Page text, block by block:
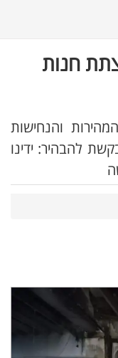
חנות
והנחישות
להבהיר: ידינו